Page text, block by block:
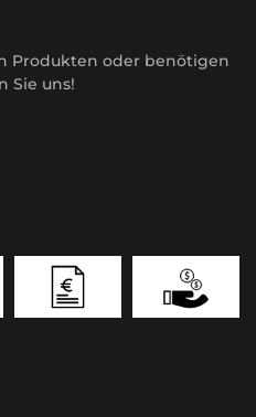
Produkten oder benötigen
Sie uns!